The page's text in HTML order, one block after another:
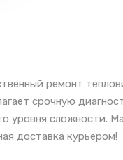
ремонт
срочную
уровня сложности.
доставка курьером!